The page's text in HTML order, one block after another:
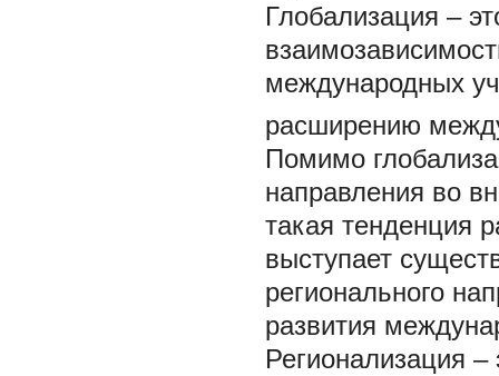
Глобализация –
международных
расширению
Помимо
направления во
такая тенденция
выступает
регионального
развития
Регионализация –